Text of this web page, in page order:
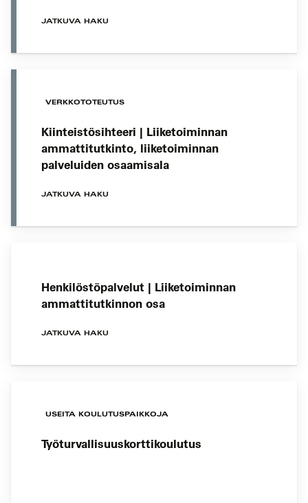
JATKUVA HAKU
VERKKOTOTEUTUS
Kiinteistösihteeri | Liiketoiminnan
ammattitutkinto, liiketoiminnan
palveluiden osaamisala
JATKUVA HAKU
Henkilöstöpalvelut | Liiketoiminnan
ammattitutkinnon osa
JATKUVA HAKU
USEITA KOULUTUSPAIKKOJA
Työturvallisuuskorttikoulutus